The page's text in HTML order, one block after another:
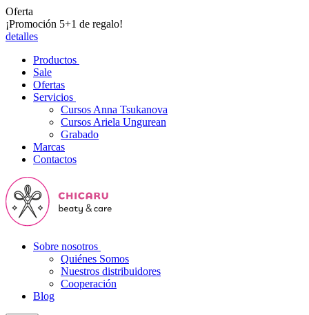
Oferta
¡Promoción 5+1 de regalo!
detalles
Productos
Sale
Ofertas
Servicios
Cursos Anna Tsukanova
Cursos Ariela Ungurean
Grabado
Marcas
Contactos
Sobre nosotros
Quiénes Somos
Nuestros distribuidores
Cooperación
Blog